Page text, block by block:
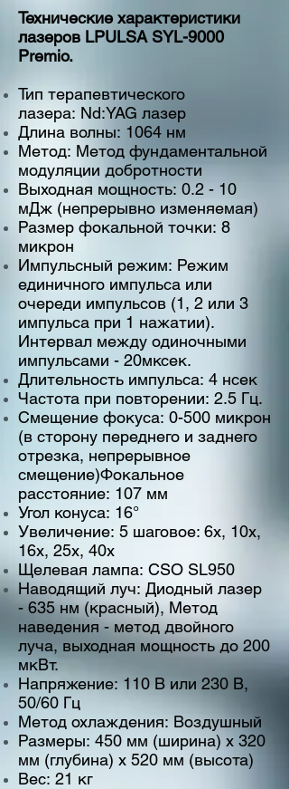
Технические характеристики
лазеров LPULSA SYL-9000
Premio.
Тип терапевтического
лазера: Nd:YAG лазер
Длина волны: 1064 нм
Метод: Метод фундаментальной
модуляции добротности
Выходная мощность: 0.2 - 10
мДж (непрерывно изменяемая)
Размер фокальной точки: 8
микрон
Импульсный режим: Режим
единичного импульса или
очереди импульсов (1, 2 или 3
импульса при 1 нажатии).
Интервал между одиночными
импульсами - 20мксек.
Длительность импульса: 4 нсек
Частота при повторении: 2.5 Гц.
Смещение фокуса: 0-500 микрон
(в сторону переднего и заднего
отрезка, непрерывное
смещение)Фокальное
расстояние: 107 мм
Угол конуса: 16°
Увеличение: 5 шаговое: 6x, 10x,
16x, 25x, 40x
Щелевая лампа: CSO SL950
Наводящий луч: Диодный лазер
- 635 нм (красный), Метод
наведения - метод двойного
луча, выходная мощность до 200
мкВт.
Напряжение: 110 В или 230 В,
50/60 Гц
Метод охлаждения: Воздушный
Размеры: 450 мм (ширина) х 320
мм (глубина) х 520 мм (высота)
Вес: 21 кг